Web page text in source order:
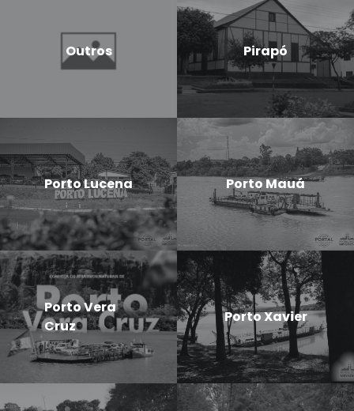
Outros Pirapó
Porto Lucena Porto Mauá
Porto Vera
Cruz
Porto Xavier